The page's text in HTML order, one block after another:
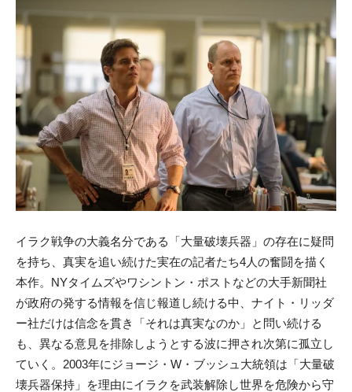
イラク戦争の大義名分である「大量破壊兵器」の存在に疑問
を持ち、真実を追い続けた実在の記者たち4人の奮闘を描く
本作。NYタイムズやワシントン・ポストなどの大手新聞社
が政府の発する情報を信じ報道し続ける中、ナイト・リッダ
ー社だけは信念を貫き「それは真実なのか」と問い続ける
も、異なる意見を排除しようとする波に押され次第に孤立し
ていく。2003年にジョージ・W・ブッシュ大統領は「大量破
壊兵器保持」を理由にイラクを武装解除し世界を危険から守